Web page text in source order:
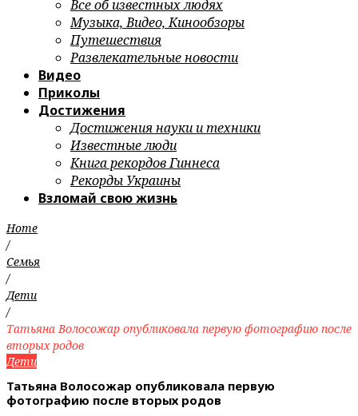
Все об известных людях
Музыка, Видео, Кинообзоры
Путешествия
Развлекательные новости
Видео
Приколы
Достижения
Достижения науки и техники
Известные люди
Книга рекордов Гиннеса
Рекорды Украины
Взломай свою жизнь
Home
/
Семья
/
Дети
/
Татьяна Волосожар опубликовала первую фотографию после
вторых родов
Дети
Татьяна Волосожар опубликовала первую
фотографию после вторых родов